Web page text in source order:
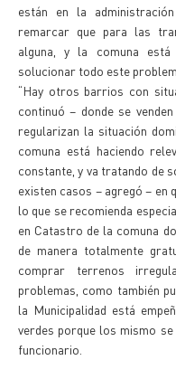
están en la
remarcar que para las
alguna, y la comuna
solucionar todo este
“Hay otros barrios con
continuó – donde se
regularizan la situación
comuna está haciendo
constante, y va tratando de
existen casos – agregó – en
lo que se recomienda
en Catastro de la comuna
de manera totalmente
comprar terrenos
problemas, como también
la Municipalidad está
verdes porque los mismo
funcionario.